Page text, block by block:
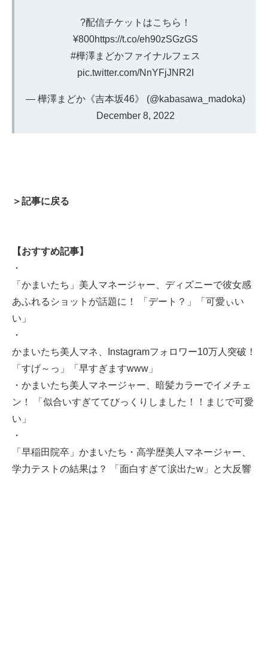
?配信チケットはこちら！
¥800https://t.co/eh90zSGzGS
#樺澤まどかファイナルフェス
pic.twitter.com/NnYFjJNR2I
— 樺澤まどか《吉本坂46》 (@kabasawa_madoka)
December 8, 2022
＞記事に戻る
【おすすめ記事】
・
「かまいたち」美人マネージャー、ディズニーで彼女感
あふれるショットが話題に！ 「デート？」「可愛ぃい
い」
・
かまいたち美人マネ、Instagramフォロワー10万人突破！
「すげ～っ」「早すぎますwww」
・かまいたち美人マネージャー、暗髪カラーでイメチェ
ン！ 「似合いすぎててびっくりしました！！まじで可愛
い」
・
「早稲田院卒」かまいたち・高学歴美人マネージャー、
学力テストの結果は？ 「面白すぎて涙出たw」と大反響